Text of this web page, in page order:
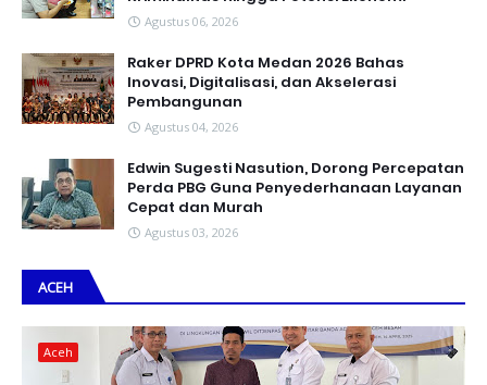
Agustus 06, 2026
Raker DPRD Kota Medan 2026 Bahas
Inovasi, Digitalisasi, dan Akselerasi
Pembangunan
Agustus 04, 2026
Edwin Sugesti Nasution, Dorong Percepatan
Perda PBG Guna Penyederhanaan Layanan
Cepat dan Murah
Agustus 03, 2026
ACEH
Aceh